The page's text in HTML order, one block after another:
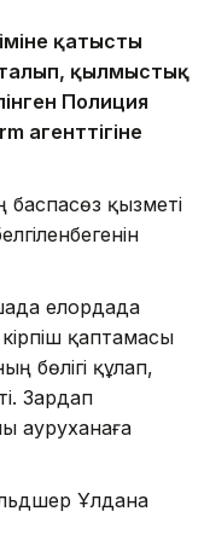
қатысты
қылмыстық
Полиция
агенттігіне
қызметі
елордада
кірпіш қаптамасы
бөлігі құлап,
Зардап
ауруханаға
Ұлдана